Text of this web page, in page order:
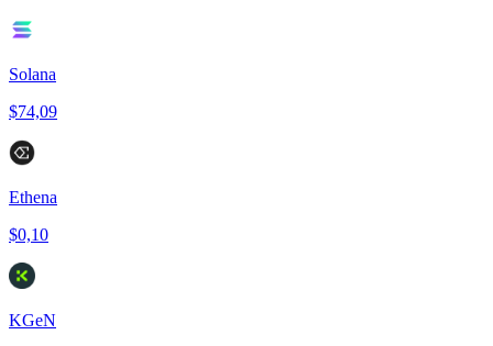
Solana
$74,09
Ethena
$0,10
KGeN